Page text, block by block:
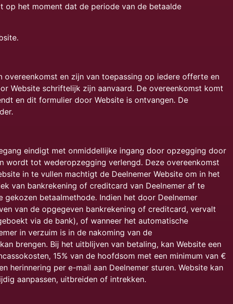
op het moment dat de periode van de betaalde
overeenkomst en zijn van toepassing op iedere offerte en
Website schriftelijk zijn aanvaard. De overeenkomst komt
en dit formulier door Website is ontvangen. De
eindigt met onmiddellijke ingang door opzegging door
wordt tot wederopzegging verlengd. Deze overeenkomst
in te vullen machtigt de Deelnemer Website om in het
van bankrekening of creditcard van Deelnemer af te
betaalmethode. Indien het door Deelnemer
van de opgegeven bankrekening of creditcard, vervalt
via de bank), of wanneer het automatische
in verzuim is in de nakoming van de
brengen. Bij het uitblijven van betaling, kan Website een
15% van de hoofdsom met een minimum van €
herinnering per e-mail aan Deelnemer sturen. Website kan
aanpassen, uitbreiden of intrekken.